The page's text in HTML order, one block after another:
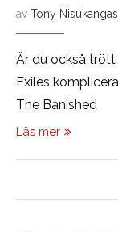
av Tony Nisukangas
Är du också
Exiles
The Banished
Läs mer